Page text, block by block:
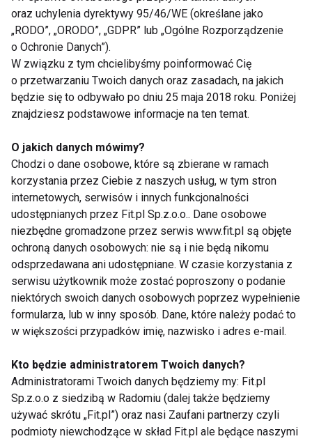
7 błędów popełnianych podczas
mycia zębów
Świąteczna dieta dobra dla
zębów?
Menopauza nie oznacza pauzy
od dentysty
Ochrona non stop przeciw
gromadzącym się bakteriom
Licówki kosmetyczne
Czego jeszcze nie wiesz o
pielęgnacji zębów...
oraz uchylenia dyrektywy 95/46/WE (określane jako
„RODO”, „ORODO”, „GDPR” lub „Ogólne Rozporządzenie
o Ochronie Danych”).
W związku z tym chcielibyśmy poinformować Cię
o przetwarzaniu Twoich danych oraz zasadach, na jakich
będzie się to odbywało po dniu 25 maja 2018 roku. Poniżej
znajdziesz podstawowe informacje na ten temat.
O jakich danych mówimy?
Chodzi o dane osobowe, które są zbierane w ramach
korzystania przez Ciebie z naszych usług, w tym stron
internetowych, serwisów i innych funkcjonalności
udostępnianych przez Fit.pl Sp.z.o.o.. Dane osobowe
niezbędne gromadzone przez serwis www.fit.pl są objęte
ochroną danych osobowych: nie są i nie będą nikomu
odsprzedawana ani udostępniane. W czasie korzystania z
serwisu użytkownik może zostać poproszony o podanie
niektórych swoich danych osobowych poprzez wypełnienie
formularza, lub w inny sposób. Dane, które należy podać to
w większości przypadków imię, nazwisko i adres e-mail.
Kto będzie administratorem Twoich danych?
Administratorami Twoich danych będziemy my: Fit.pl
Sp.z.o.o z siedzibą w Radomiu (dalej także będziemy
używać skrótu „Fit.pl”) oraz nasi Zaufani partnerzy czyli
podmioty niewchodzące w skład Fit.pl ale będące naszymi